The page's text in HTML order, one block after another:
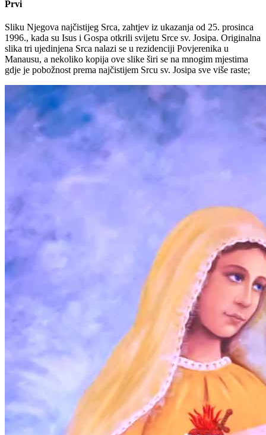
Prvi
Sliku Njegova najčistijeg Srca, zahtjev iz ukazanja od 25. prosinca
1996., kada su Isus i Gospa otkrili svijetu Srce sv. Josipa. Originalna
slika tri ujedinjena Srca nalazi se u rezidenciji Povjerenika u
Manausu, a nekoliko kopija ove slike širi se na mnogim mjestima
gdje je pobožnost prema najčistijem Srcu sv. Josipa sve više raste;